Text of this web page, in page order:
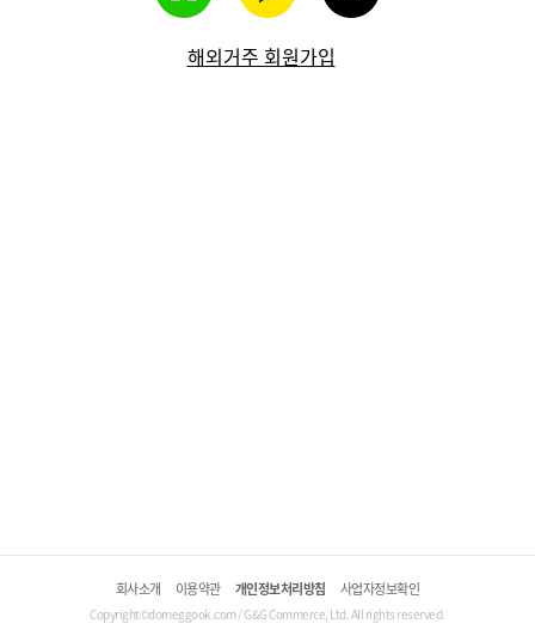
해외거주 회원가입
회사소개 이용약관 개인정보처리방침 사업자정보확인
Copyright©domeggook.com / G&G Commerce, Ltd. All rights reserved.